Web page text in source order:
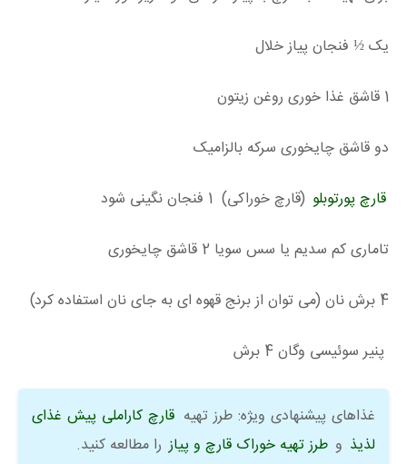
یک ½ فنجان پیاز خلال
1 قاشق غذا خوری روغن زیتون
دو قاشق چایخوری سرکه بالزامیک
قارچ پورتوبلو (قارچ خوراکی) 1 فنجان نگینی شود
تاماری کم سدیم یا سس سویا 2 قاشق چایخوری
4 برش نان (می توان از برنج قهوه ای به جای نان استفاده کرد)
پنیر سوئیسی وگان 4 برش
غذاهای پیشنهادی ویژه: طرز تهیه قارچ کاراملی پیش غذای
لذیذ و طرز تهیه خوراک قارچ و پیاز را مطالعه کنید.